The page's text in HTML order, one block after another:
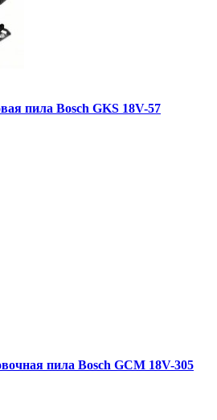
пила Bosch GKS 18V-57
пила Bosch GCM 18V-305